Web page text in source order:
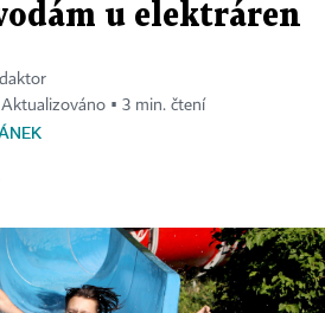
u elektráren
Aktualizováno ▪ 3 min. čtení